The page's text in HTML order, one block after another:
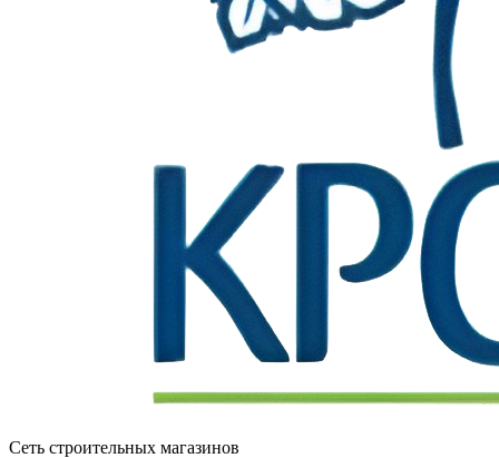
Сеть строительных магазинов